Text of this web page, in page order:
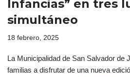
Infancias” en tres
simultáneo
18 febrero, 2025
La Municipalidad de San Salvador de
familias a disfrutar de una nueva